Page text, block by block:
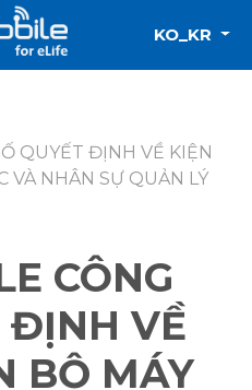
KO_KR
QUYẾT ĐỊNH VỀ KIỆN
VÀ NHÂN SỰ QUẢN LÝ
CÔNG
ĐỊNH VỀ
BỘ MÁY